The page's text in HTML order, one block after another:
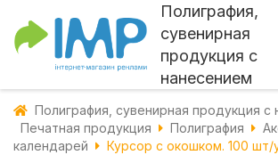
Полиграфия,
сувенирная
продукция с
нанесением
Полиграфия, сувенирная продукция с
Печатная продукция
Полиграфия
календарей
Курсор с окошком. 100 шт/